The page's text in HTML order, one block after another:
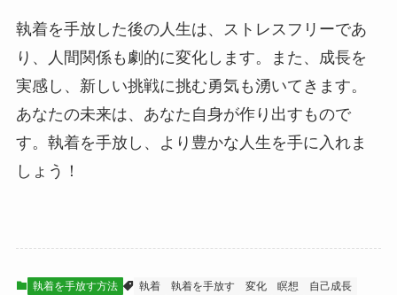
執着を手放した後の人生は、ストレスフリーであ
り、人間関係も劇的に変化します。また、成長を
実感し、新しい挑戦に挑む勇気も湧いてきます。
あなたの未来は、あなた自身が作り出すもので
す。執着を手放し、より豊かな人生を手に入れま
しょう！
執着を手放す方法 執着 執着を手放す 変化 瞑想 自己成長